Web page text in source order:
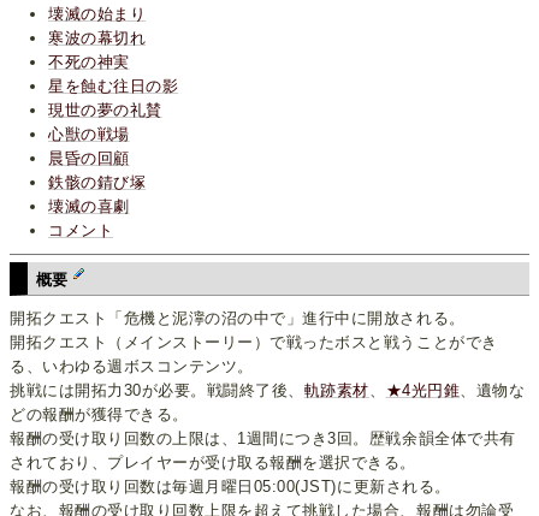
壊滅の始まり
寒波の幕切れ
不死の神実
星を蝕む往日の影
現世の夢の礼賛
心獣の戦場
晨昏の回顧
鉄骸の錆び塚
壊滅の喜劇
コメント
概要
開拓クエスト「危機と泥濘の沼の中で」進行中に開放される。
開拓クエスト（メインストーリー）で戦ったボスと戦うことができ
る、いわゆる週ボスコンテンツ。
挑戦には開拓力30が必要。戦闘終了後、 軌跡素材、 ★4光円錐、遺物な
どの報酬が獲得できる。
報酬の受け取り回数の上限は、1週間につき3回。歴戦余韻全体で共有
されており、プレイヤーが受け取る報酬を選択できる。
報酬の受け取り回数は毎週月曜日05:00(JST)に更新される。
なお、報酬の受け取り回数上限を超えて挑戦した場合、報酬は勿論受